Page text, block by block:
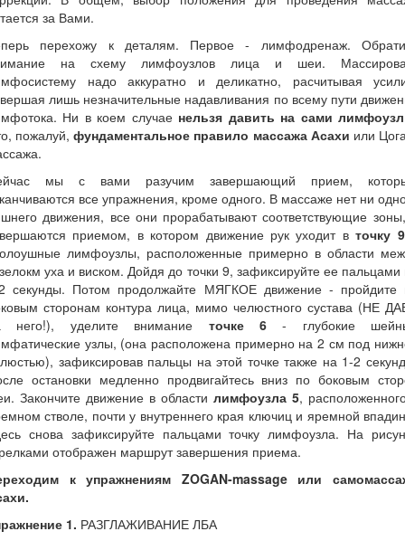
за Вами.
перехожу к деталям. Первое - лимфодренаж.
на схему лимфоузлов лица и шеи.
надо аккуратно и деликатно, расчитывая
лишь незначительные надавливания по всему пути
Ни в коем случае нельзя давить на сами
пожалуй,фундаментальное правило массажа Асахи или
мы с вами разучим завершающий прием,
все упражнения, кроме одного. В массаже нет ни
движения, все они прорабатывают соответствующие
приемом, в котором движение рук уходит вточку 9
лимфоузлы, расположенные примерно в области
уха и виском. Дойдя до точки 9, зафиксируйте ее пальцами
секунды. Потом продолжайте МЯГКОЕ движение - пройдите
сторонам контура лица, мимо челюстного сустава (НЕ
него!), уделите внимание точке 6- глубокие
узлы, (она расположена примерно на 2 см под
зафиксировав пальцы на этой точке также на 1-2
остановки медленно продвигайтесь вниз по боковым
Закончите движение в области лимфоузла 5,
стволе, почти у внутреннего края ключиц и яремной
снова зафиксируйте пальцами точку лимфоузла. На
отображен маршрут завершения приема.
к упражнениям ZOGAN-massage или
1. РАЗГЛАЖИВАНИЕ ЛБА